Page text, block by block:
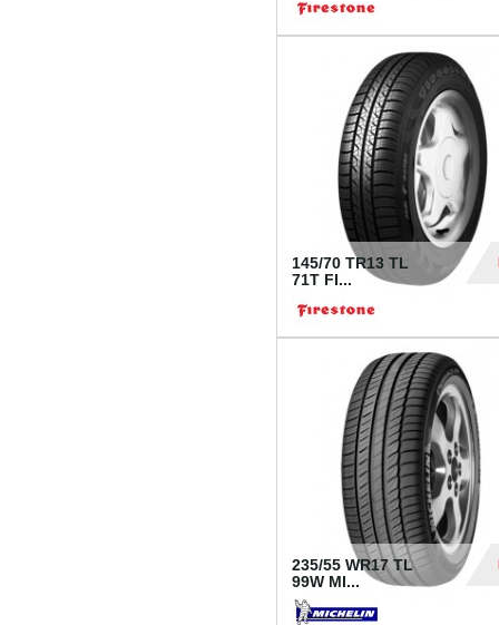
145/70 TR13 TL
71T FI...
235/55 WR17 TL
99W MI...